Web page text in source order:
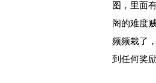
图，里面
阁的难度
频频栽了
到任何奖励